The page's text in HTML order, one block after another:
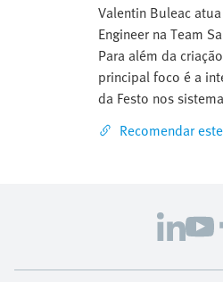
Valentin Buleac
Engineer na Team
Para além da
principal foco é a
da Festo nos
Recomendar